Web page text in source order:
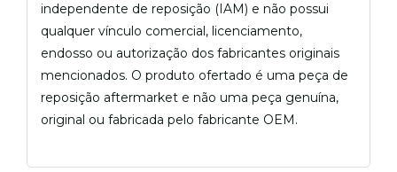
independente de reposição (IAM) e não possui
qualquer vínculo comercial, licenciamento,
endosso ou autorização dos fabricantes originais
mencionados. O produto ofertado é uma peça de
reposição aftermarket e não uma peça genuína,
original ou fabricada pelo fabricante OEM.